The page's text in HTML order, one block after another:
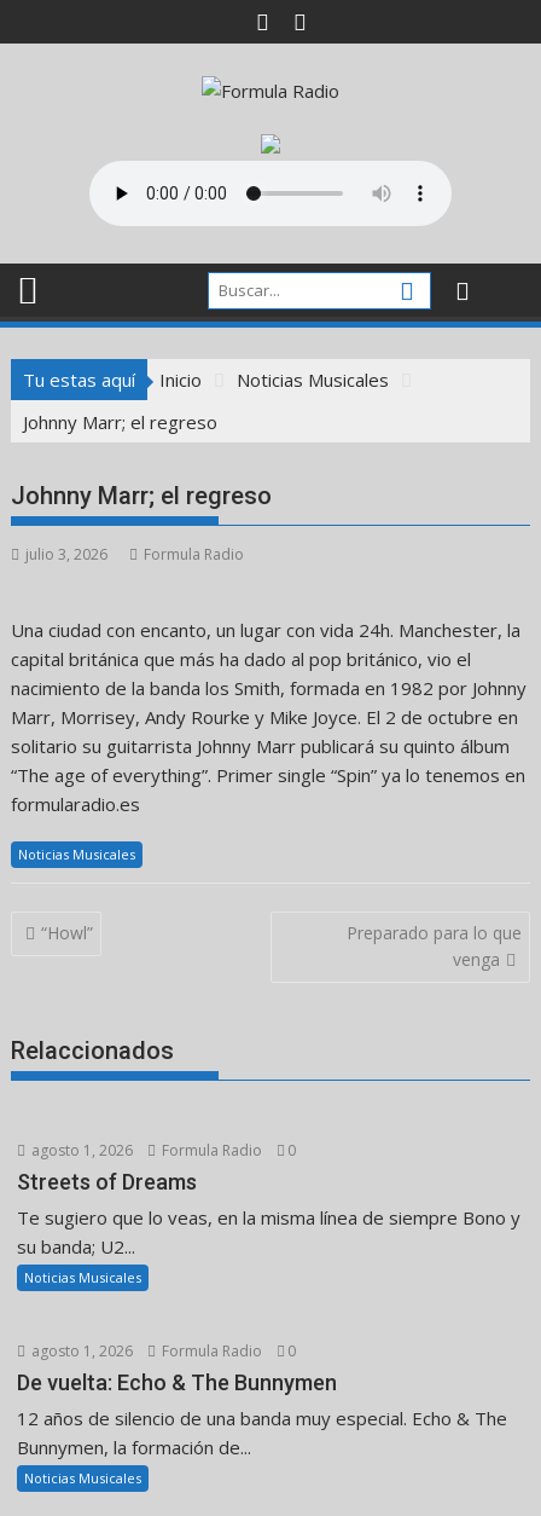
al
Tu estas aquí Inicio
Noticias Musicales
Johnny Marr; el regreso
Johnny Marr; el regreso
julio 3, 2026 Formula Radio
Una ciudad con encanto, un lugar con vida 24h. Manchester, la
capital británica que más ha dado al pop británico, vio el
nacimiento de la banda los Smith, formada en 1982 por Johnny
Marr, Morrisey, Andy Rourke y Mike Joyce. El 2 de octubre en
solitario su guitarrista Johnny Marr publicará su quinto álbum
“The age of everything”. Primer single “Spin” ya lo tenemos en
formularadio.es
Noticias Musicales
Navegación
“Howl”
Preparado para lo que
venga
Relaccionados
agosto 1, 2026 Formula Radio 0
Streets of Dreams
Te sugiero que lo veas, en la misma línea de siempre Bono y
su banda; U2...
Noticias Musicales
agosto 1, 2026 Formula Radio 0
De vuelta: Echo & The Bunnymen
12 años de silencio de una banda muy especial. Echo & The
Bunnymen, la formación de...
Noticias Musicales